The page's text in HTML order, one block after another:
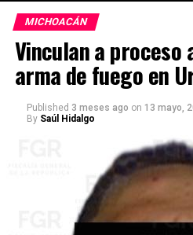
MICHOACÁN
Vinculan a proceso
arma de fuego en
Published 3 meses ago on 13 mayo,
By Saúl Hidalgo